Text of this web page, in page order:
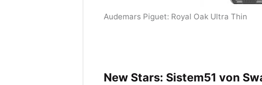
Audemars Piguet: Royal Oak Ultra Thin
New Stars: Sistem51 von